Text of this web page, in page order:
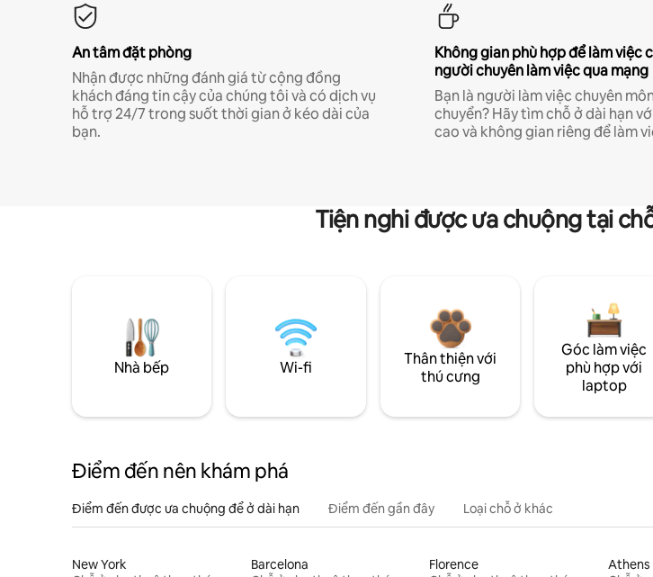
An tâm đặt phòng
Nhận được những đánh giá từ cộng đồng
khách đáng tin cậy của chúng tôi và có dịch vụ
hỗ trợ 24/7 trong suốt thời gian ở kéo dài của
bạn.
Không gian phù hợp để làm việc
người chuyên làm việc qua mạng
Bạn là người làm việc chuyên
chuyển? Hãy tìm chỗ ở dài hạn
cao và không gian riêng để làm
Tiện nghi được ưa chuộng tại
Nhà bếp Wi-fi
Thân thiện với
thú cưng
Góc làm việc
phù hợp với
laptop
Điểm đến nên khám phá
Điểm đến được ưa chuộng để ở dài hạn Điểm đến gần đây Loại chỗ ở khác
New York
Barcelona
Florence
Athens